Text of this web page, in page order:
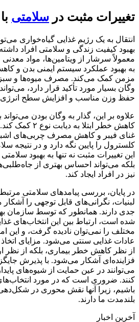
تغییرات مثبت در سلامتی
انتقال به یک رژیم غذایی گیاه‌خواری
بهبود کیفیت زندگی و سلامتی افراد
معمولاً سرشار از ویتامین‌ها، مواد
به بهبود عملکرد سیستم ایمنی بدن و
مزمن کمک می‌کند. مصرف میوه‌ها و
وگان بسیار مورد تأکید قرار دارد،
حفظ وزن مناسب و افزایش سطح
علاوه بر این، گذار به وگان بودن
کاهش خطر ابتلا
غنای فیبر و کاهش مصرف چربی‌های
کلسترول را پایین نگه دارد و در نتیجه
این تغییرات مثبت نه تنها به بهبود
بلکه می‌تواند احساس بهتری از
نیز در افراد ایجاد کند.
در پایان، بررسی پیامدهای سلامتی
لبنیات، نگرانی‌های قابل توجهی را آشکار
جدی دارند. همانطور که توسط سازمان
شده است، ارتباط بین این انتخاب‌های
مختلف را نمی‌توان نادیده گرفت، و این
عادات غذایی سنتی می‌شود. مزایای اتخاذ
از نظر کاهش خطر بیماری، بلکه از نظر
فزاینده‌ای آشکار می‌شود. با پذیرش
می‌توانند در عین حمایت از شیوه‌های
کنند. ضروری است که در مورد
باشیم، زیرا آنها نقش محوری در
بلندمدت ما دارند.
آخرین اخبار